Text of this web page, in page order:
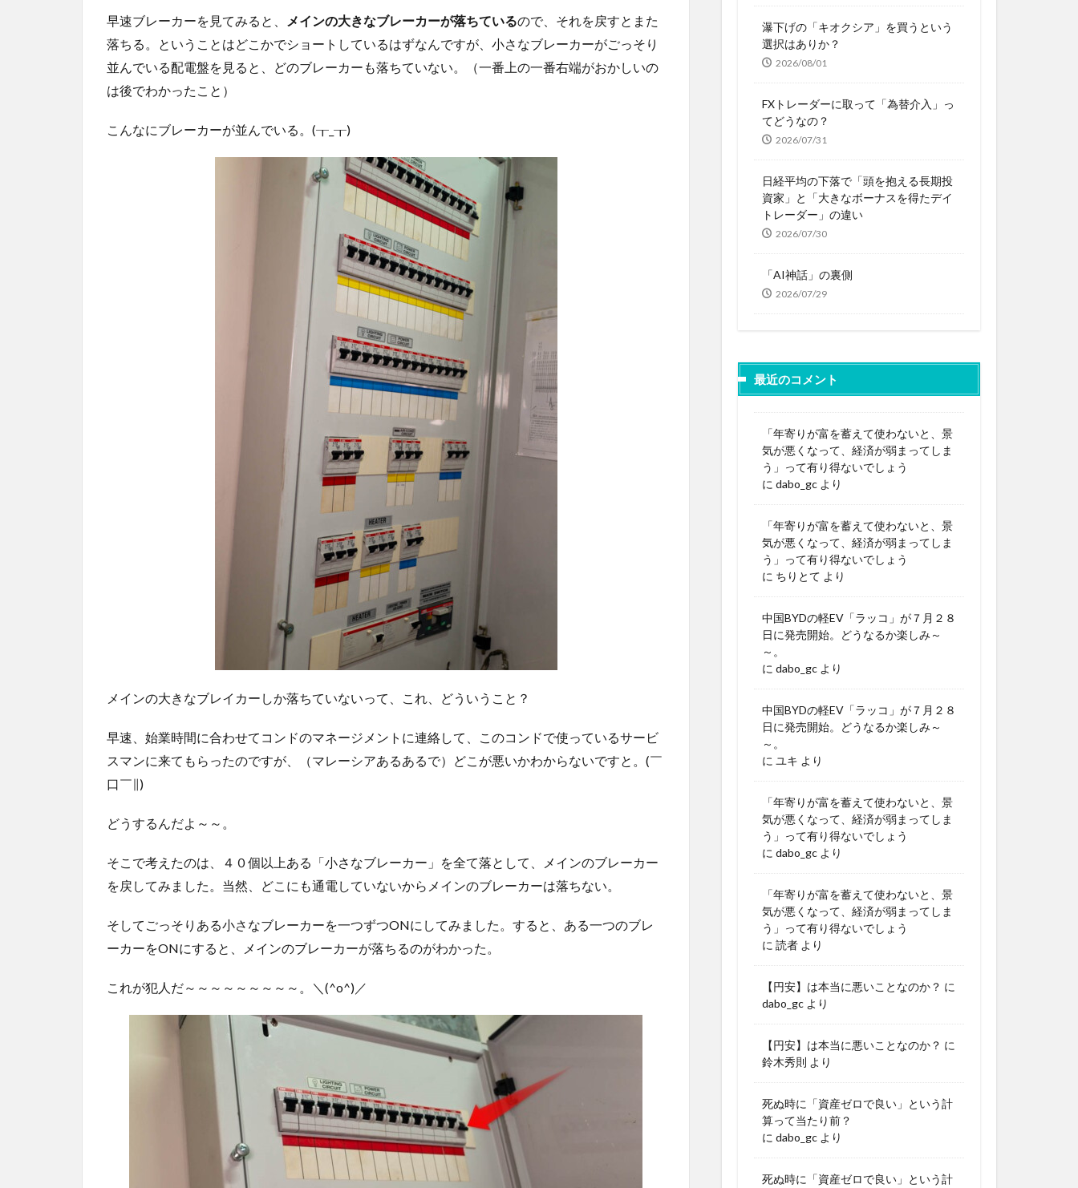
早速ブレーカーを見てみると、 メインの大きなブレーカーが落ちているので、それを戻すとまた
落ちる。ということはどこかでショートしているはずなんですが、小さなブレーカーがごっそり
並んでいる配電盤を見ると、どのブレーカーも落ちていない。（一番上の一番右端がおかしいの
は後でわかったこと）
こんなにブレーカーが並んでいる。(┰_┰)
メインの大きなブレイカーしか落ちていないって、これ、どういうこと？
早速、始業時間に合わせてコンドのマネージメントに連絡して、このコンドで使っているサービ
スマンに来てもらったのですが、（マレーシアあるあるで）どこが悪いかわからないですと。(￣
口￣∥)
どうするんだよ～～。
そこで考えたのは、４０個以上ある「小さなブレーカー」を全て落として、メインのブレーカー
を戻してみました。当然、どこにも通電していないからメインのブレーカーは落ちない。
そしてごっそりある小さなブレーカーを一つずつONにしてみました。すると、ある一つのブレ
ーカーをONにすると、メインのブレーカーが落ちるのがわかった。
これが犯人だ～～～～～～～～～。＼(^o^)／
瀑下げの「キオクシア」を買うという
選択はありか？
2026/08/01
FXトレーダーに取って「為替介入」っ
てどうなの？
2026/07/31
日経平均の下落で「頭を抱える長期投
資家」と「大きなボーナスを得たデイ
トレーダー」の違い
2026/07/30
「AI神話」の裏側
2026/07/29
最近のコメント
「年寄りが富を蓄えて使わないと、景
気が悪くなって、経済が弱まってしま
う」って有り得ないでしょう
に dabo_gc より
「年寄りが富を蓄えて使わないと、景
気が悪くなって、経済が弱まってしま
う」って有り得ないでしょう
に ちりとて より
中国BYDの軽EV「ラッコ」が７月２８
日に発売開始。どうなるか楽しみ～
～。
に dabo_gc より
中国BYDの軽EV「ラッコ」が７月２８
日に発売開始。どうなるか楽しみ～
～。
に ユキ より
「年寄りが富を蓄えて使わないと、景
気が悪くなって、経済が弱まってしま
う」って有り得ないでしょう
に dabo_gc より
「年寄りが富を蓄えて使わないと、景
気が悪くなって、経済が弱まってしま
う」って有り得ないでしょう
に 読者 より
【円安】は本当に悪いことなのか？ に
dabo_gc より
【円安】は本当に悪いことなのか？ に
鈴木秀則 より
死ぬ時に「資産ゼロで良い」という計
算って当たり前？
に dabo_gc より
死ぬ時に「資産ゼロで良い」という計